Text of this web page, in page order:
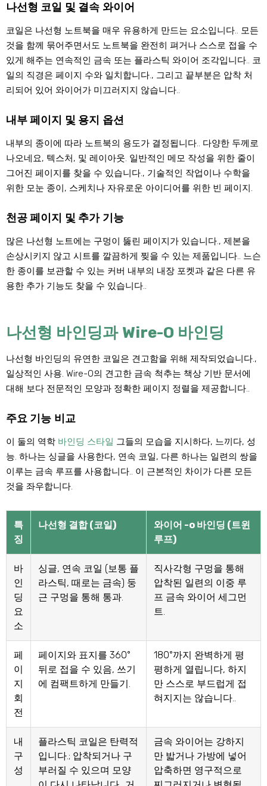
나선형 코일 및 결속 와이어
코일은 나선형 노트북을 매우 유용하게 만드는 요소입니다.. 모든
것을 함께 묶어주면서도 노트북을 완전히 펴거나 스스로 접을 수
있게 해주는 연속적인 금속 또는 플라스틱 와이어 조각입니다.. 코
일의 직경은 페이지 수와 일치합니다., 그리고 끝부분은 압착 처
리되어 있어 와이어가 미끄러지지 않습니다..
내부 페이지 및 용지 옵션
내부의 종이에 따라 노트북의 용도가 결정됩니다.. 다양한 두께로
나오네요, 텍스처, 및 레이아웃. 일반적인 메모 작성을 위한 줄이
그어진 페이지를 찾을 수 있습니다., 기술적인 작업이나 수학을
위한 모눈 종이, 스케치나 자유로운 아이디어를 위한 빈 페이지.
천공 페이지 및 추가 기능
많은 나선형 노트에는 구멍이 뚫린 페이지가 있습니다., 제본을
손상시키지 않고 시트를 깔끔하게 찢을 수 있는 제품입니다.. 느슨
한 종이를 보관할 수 있는 커버 내부의 내장 포켓과 같은 다른 유
용한 추가 기능도 찾을 수 있습니다..
나선형 바인딩과 Wire-O 바인딩
나선형 바인딩의 유연한 코일은 견고함을 위해 제작되었습니다.,
일상적인 사용. Wire-O의 견고한 금속 척추는 책상 기반 문서에
대해 보다 전문적인 모양과 정확한 페이지 정렬을 제공합니다..
주요 기능 비교
이 둘의 역학 바인딩 스타일 그들의 모습을 지시하다, 느끼다, 성
능. 하나는 싱글을 사용한다, 연속 코일, 다른 하나는 일련의 쌍을
이루는 금속 루프를 사용합니다.. 이 근본적인 차이가 다른 모든
것을 좌우합니다.
특
징
나선형 결합 (코일)
와이어 -o 바인딩 (트윈
루프)
바
인
딩
요
소
싱글, 연속 코일 (보통 플
라스틱, 때로는 금속) 둥
근 구멍을 통해 통과.
직사각형 구멍을 통해
압착된 일련의 이중 루
프 금속 와이어 세그먼
트.
페
이
지
회
전
페이지와 표지를 360°
뒤로 접을 수 있음, 쓰기
에 컴팩트하게 만들기.
180°까지 완벽하게 평
평하게 열립니다, 하지
만 스스로 부드럽게 접
혀지지는 않습니다..
내
구
성
플라스틱 코일은 탄력적
입니다.; 압착되거나 구
부러질 수 있으며 모양
금속 와이어는 강하지
만 밟거나 가방에 넣어
압축하면 영구적으로